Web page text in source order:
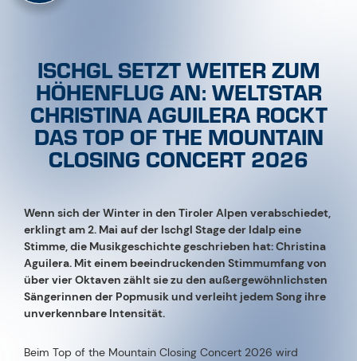
ISCHGL SETZT WEITER ZUM
HÖHENFLUG AN: WELTSTAR
CHRISTINA AGUILERA ROCKT
DAS TOP OF THE MOUNTAIN
CLOSING CONCERT 2026
Wenn sich der Winter in den Tiroler Alpen verabschiedet,
erklingt am 2. Mai auf der Ischgl Stage der Idalp eine
Stimme, die Musikgeschichte geschrieben hat:Christina
Aguilera. Mit einem beeindruckenden Stimmumfang von
über vier Oktaven zählt sie zu den außergewöhnlichsten
Sängerinnen der Popmusik und verleiht jedem Song ihre
unverkennbare Intensität.
Beim Top of the Mountain Closing Concert 2026 wird